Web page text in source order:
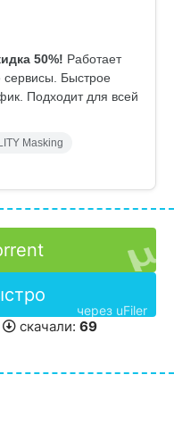
50%! Работает
сервисы. Быстрое
Подходит для всей
Masking
через uFiler
скачали: 69